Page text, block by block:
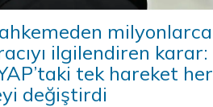
milyonlarca
ilgilendiren karar:
tek hareket her
değiştirdi